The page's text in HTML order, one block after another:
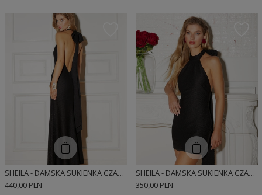
SHEILA - DAMSKA SUKIENKA CZARNA MAXI AŻUROWA MAXI 'MARISOL'
440,00 PLN
SHEILA - DAMSKA SUKIENKA CZARNA MINI AŻUROWA 'CARMEN'
350,00 PLN